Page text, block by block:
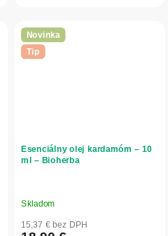
Novinka
Tip
Esenciálny olej kardamóm – 10
ml – Bioherba
Skladom
15,37 € bez DPH